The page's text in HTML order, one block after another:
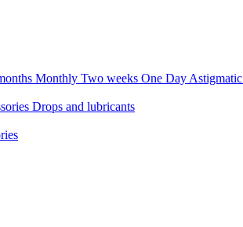
Monthly Two weeks One Day Astigmatic
Drops and lubricants